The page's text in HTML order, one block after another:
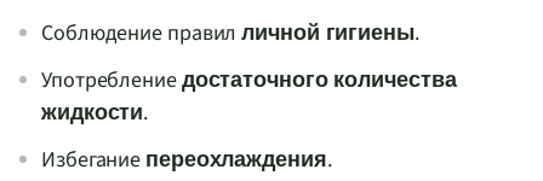
Соблюдение правилличной гигиены.
Употребление достаточного количества
жидкости.
Избегание переохлаждения.